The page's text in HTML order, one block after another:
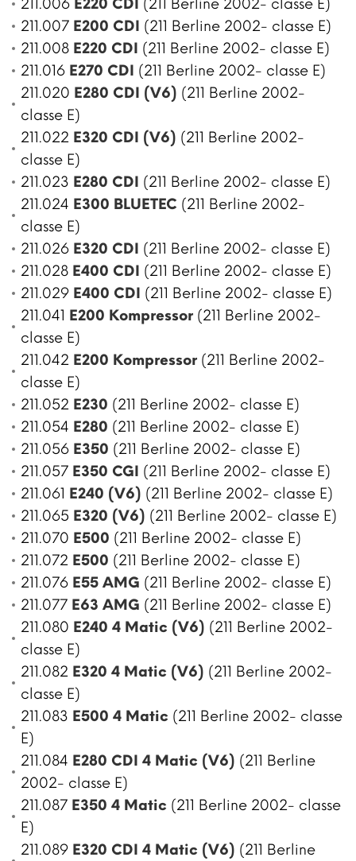
211.006 E220 CDI (211 Berline 2002- classe E)
211.007 E200 CDI (211 Berline 2002- classe E)
211.008 E220 CDI (211 Berline 2002- classe E)
211.016 E270 CDI (211 Berline 2002- classe E)
211.020 E280 CDI (V6) (211 Berline 2002-
classe E)
211.022 E320 CDI (V6) (211 Berline 2002-
classe E)
211.023 E280 CDI (211 Berline 2002- classe E)
211.024 E300 BLUETEC (211 Berline 2002-
classe E)
211.026 E320 CDI (211 Berline 2002- classe E)
211.028 E400 CDI (211 Berline 2002- classe E)
211.029 E400 CDI (211 Berline 2002- classe E)
211.041 E200 Kompressor (211 Berline 2002-
classe E)
211.042 E200 Kompressor (211 Berline 2002-
classe E)
211.052 E230 (211 Berline 2002- classe E)
211.054 E280 (211 Berline 2002- classe E)
211.056 E350 (211 Berline 2002- classe E)
211.057 E350 CGI (211 Berline 2002- classe E)
211.061 E240 (V6) (211 Berline 2002- classe E)
211.065 E320 (V6) (211 Berline 2002- classe E)
211.070 E500 (211 Berline 2002- classe E)
211.072 E500 (211 Berline 2002- classe E)
211.076 E55 AMG (211 Berline 2002- classe E)
211.077 E63 AMG (211 Berline 2002- classe E)
211.080 E240 4 Matic (V6) (211 Berline 2002-
classe E)
211.082 E320 4 Matic (V6) (211 Berline 2002-
classe E)
211.083 E500 4 Matic (211 Berline 2002- classe
E)
211.084 E280 CDI 4 Matic (V6) (211 Berline
2002- classe E)
211.087 E350 4 Matic (211 Berline 2002- classe
E)
211.089 E320 CDI 4 Matic (V6) (211 Berline